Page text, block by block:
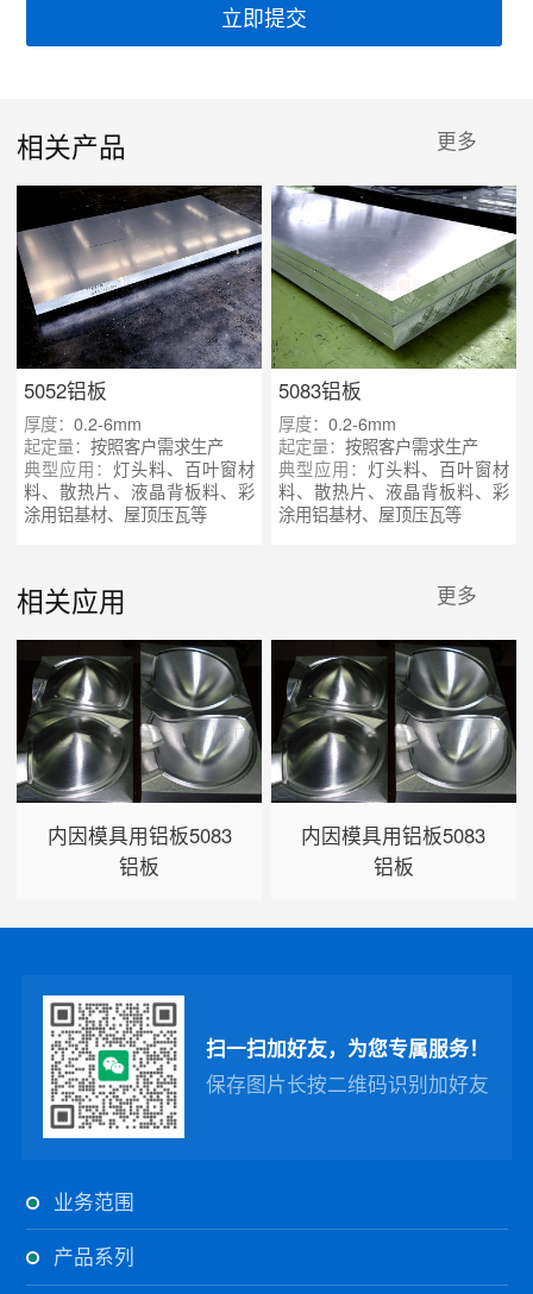
立即提交
相关产品 更多
5052铝板
厚度：0.2-6mm
起定量：按照客户需求生产
典型应用： 灯头料、百叶窗材
料、散热片、液晶背板料、彩
涂用铝基材、屋顶压瓦等
5083铝板
厚度： 0.2-6mm
起定量： 按照客户需求生产
典型应用： 灯头料、百叶窗材
料、散热片、液晶背板料、彩
涂用铝基材、屋顶压瓦等
相关应用 更多
内因模具用铝板5083
铝板
内因模具用铝板5083
铝板
扫一扫加好友，为您专属服务！
保存图片长按二维码识别加好友
业务范围
产品系列